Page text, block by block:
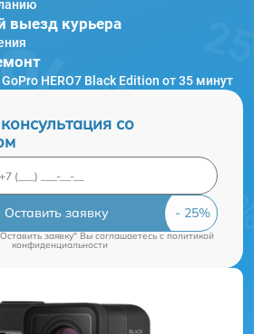
выезд курьера
HERO7 Black Edition от 35 минут
со
Оставить заявку
заявку" Вы соглашаетесь c политикой
конфиденциальности